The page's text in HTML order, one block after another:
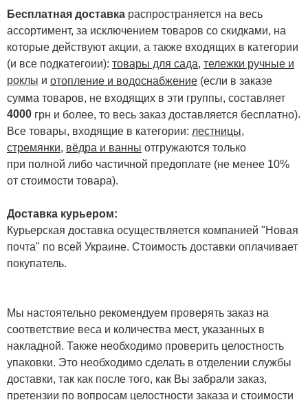
Бесплатная доставка распространяется на весь
ассортимент, за исключением товаров со скидками, на
которые действуют акции, а также входящих в категории
(и все подкатегоии): товары для сада, тележки ручные и
роклы и отопление и водоснабжение (если в заказе
сумма товаров, не входящих в эти группы, составляет
4000 грн и более, то весь заказ доставляется бесплатно).
Все товары, входящие в категории: лестницы,
стремянки, вёдра и ванны отгружаются только
при полной либо частичной предоплате (не менее 10%
от стоимости товара).
Доставка курьером:
Курьерская доставка осуществляется компанией "Новая
почта" по всей Украине. Стоимость доставки оплачивает
покупатель.
Мы настоятельно рекомендуем проверять заказ на
соответствие веса и количества мест, указанных в
накладной. Также необходимо проверить целостность
упаковки. Это необходимо сделать в отделении службы
доставки, так как после того, как Вы забрали заказ,
претензии по вопросам целостности заказа и стоимости